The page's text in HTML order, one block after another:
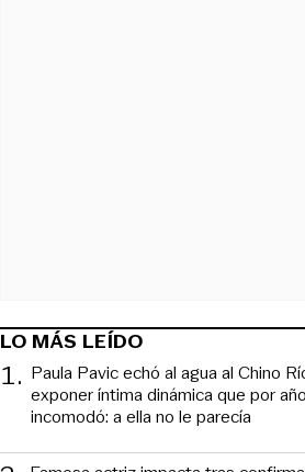
LO MÁS LEÍDO
1. Paula Pavic echó al agua al Chino
exponer íntima dinámica que por
incomodó: a ella no le parecía